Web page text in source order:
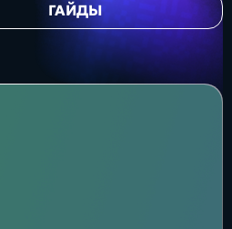
ГАЙДЫ